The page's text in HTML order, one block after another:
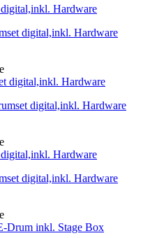
digital,inkl. Hardware
digital,inkl. Hardware
digital,inkl. Hardware